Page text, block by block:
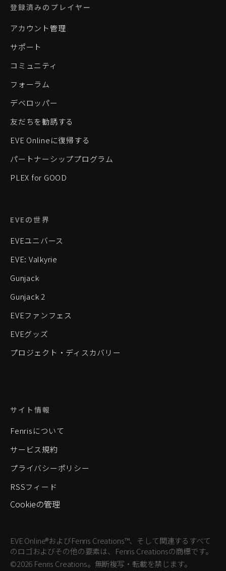
登録済みのプレイヤー
アカウント管理
サポート
コミュニティ
フォーラム
デベロッパー
友だちを勧誘する
EVE Onlineに復帰する
パートナーシッププログラム
PLEX for GOOD
EVEの世界
EVEユニバース
EVE: Valkyrie
Gunjack
Gunjack 2
EVEファンフェス
EVEグッズ
プロジェクト・ディスカバリー
サイト情報
Fenrisについて
サービス規約
プライバシーポリシー
RSSフィード
Cookieの管理
EVE Online®およびFenris Creations™、そして関連するすべて
のロゴおよびその他の要素は、Fenris Creationsの商標です。
©2026 Fenris Creations。無断複写・転載を禁じます。